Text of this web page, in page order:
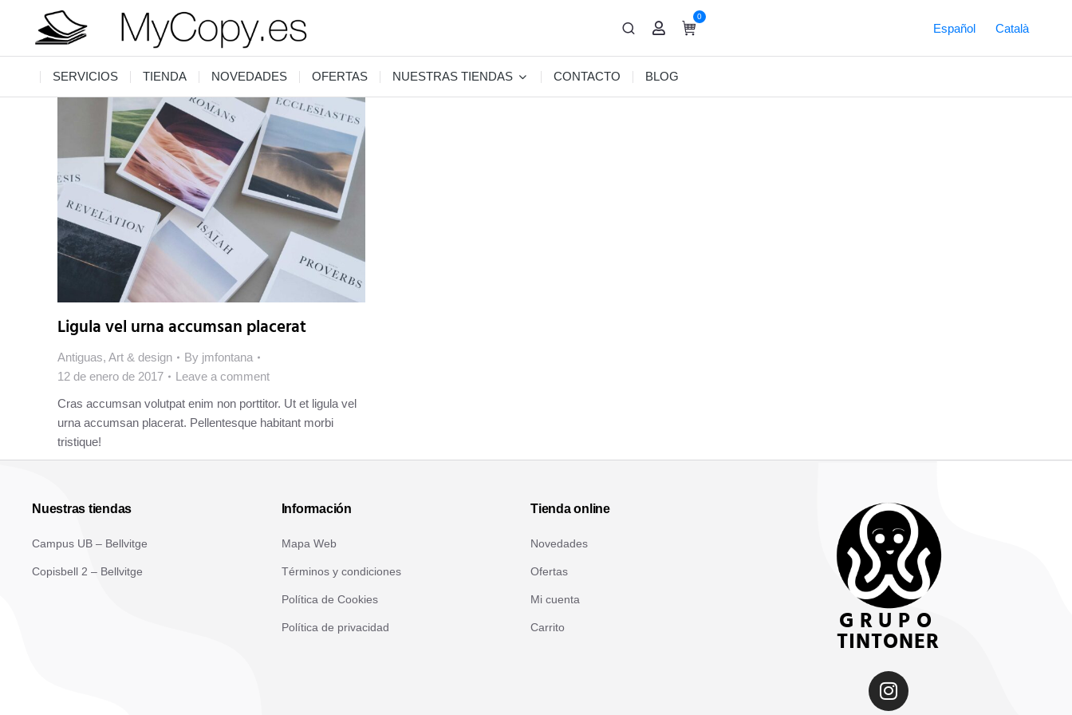
0
Español Català
SERVICIOS TIENDA NOVEDADES OFERTAS NUESTRAS TIENDAS CONTACTO BLOG
Ligula vel urna accumsan placerat
Antiguas, Art & design By jmfontana
12 de enero de 2017
Leave a comment
Cras accumsan volutpat enim non porttitor. Ut et ligula vel
urna accumsan placerat. Pellentesque habitant morbi
tristique!
Nuestras tiendas
Campus UB – Bellvitge
Copisbell 2 – Bellvitge
Información
Mapa Web
Términos y condiciones
Política de Cookies
Política de privacidad
Tienda online
Novedades
Ofertas
Mi cuenta
Carrito GRUPO
TINTONER